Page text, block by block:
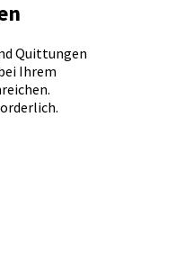
Quittungen
Ihrem